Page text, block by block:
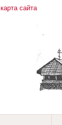
карта сайта